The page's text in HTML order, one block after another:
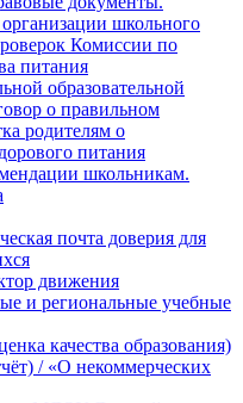
школьного
Комиссии по
питания
образовательной
о правильном
родителям о
питания
школьникам.
почта доверия для
движения
и региональные учебные
качества образования)
/ «О некоммерческих